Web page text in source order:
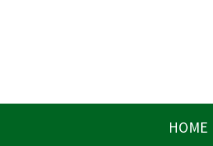
HOME